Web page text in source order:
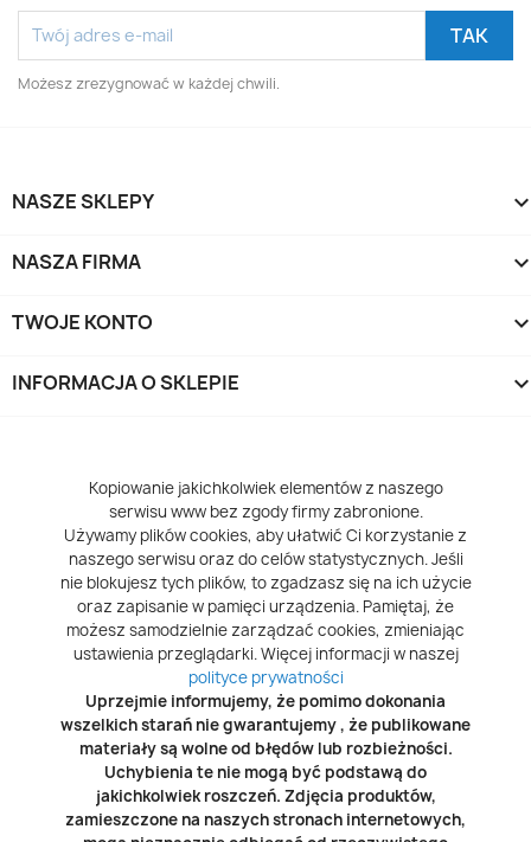
Możesz zrezygnować w każdej chwili.
NASZE SKLEPY
NASZA FIRMA
TWOJE KONTO
INFORMACJA O SKLEPIE
Kopiowanie jakichkolwiek elementów z naszego
serwisu www bez zgody firmy zabronione.
Używamy plików cookies, aby ułatwić Ci korzystanie z
naszego serwisu oraz do celów statystycznych. Jeśli
nie blokujesz tych plików, to zgadzasz się na ich użycie
oraz zapisanie w pamięci urządzenia. Pamiętaj, że
możesz samodzielnie zarządzać cookies, zmieniając
ustawienia przeglądarki. Więcej informacji w naszej
polityce prywatności
Uprzejmie informujemy, że pomimo dokonania
wszelkich starań nie gwarantujemy , że publikowane
materiały są wolne od błędów lub rozbieżności.
Uchybienia te nie mogą być podstawą do
jakichkolwiek roszczeń. Zdjęcia produktów,
zamieszczone na naszych stronach internetowych,